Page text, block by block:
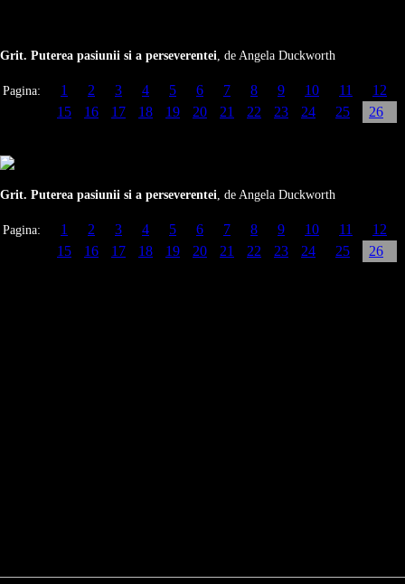
Grit. Puterea pasiunii si a perseverentei, de Angela Duckworth
Pagina: 1 2 3 4 5 6 7 8 9 10 11
12
15
16 17 18 19 20 21 22 23 24 25 26
Grit. Puterea pasiunii si a perseverentei, de Angela Duckworth
Pagina: 1 2 3 4 5 6 7 8 9 10 11
12
15
16 17 18 19 20 21 22 23 24 25 26